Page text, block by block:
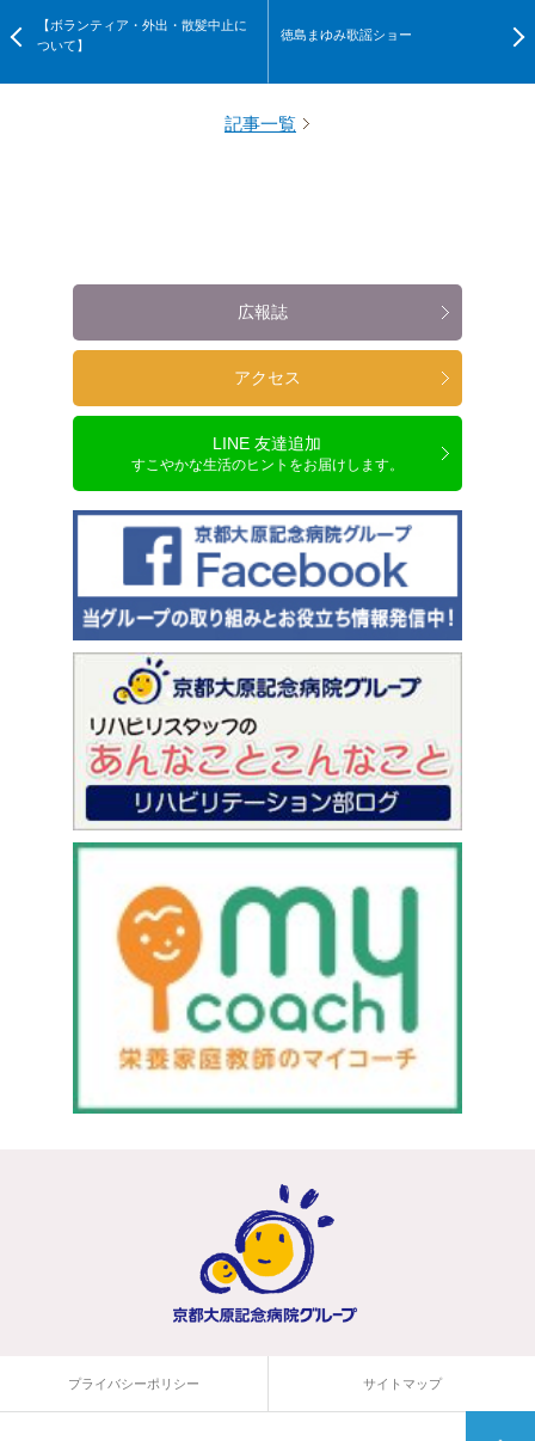
【ボランティア・外出・散髪中止に
ついて】
徳島まゆみ歌謡ショー
記事一覧
広報誌
アクセス
LINE 友達追加
すこやかな生活のヒントをお届けします。
プライバシーポリシー サイトマップ